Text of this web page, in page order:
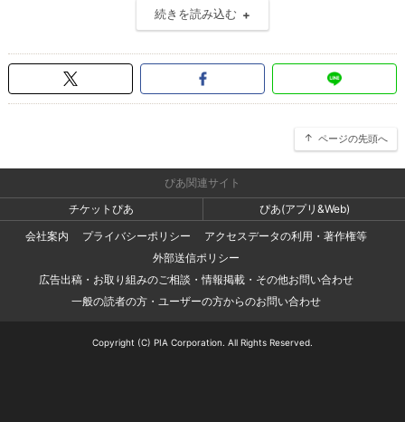
続きを読み込む
ページの先頭へ
ぴあ関連サイト
チケットぴあ
ぴあ(アプリ&Web)
会社案内
プライバシーポリシー
アクセスデータの利用・著作権等
外部送信ポリシー
広告出稿・お取り組みのご相談・情報掲載・その他お問い合わせ
一般の読者の方・ユーザーの方からのお問い合わせ
Copyright (C) PIA Corporation. All Rights Reserved.